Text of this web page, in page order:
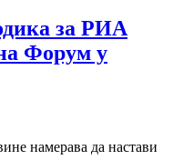
за РИА
Форум у
намерава да настави